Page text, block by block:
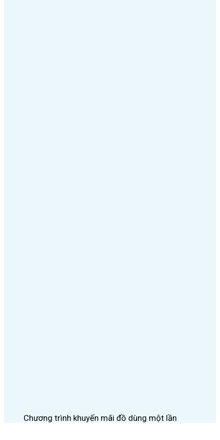
Chương trình khuyến mãi đồ dùng một lần